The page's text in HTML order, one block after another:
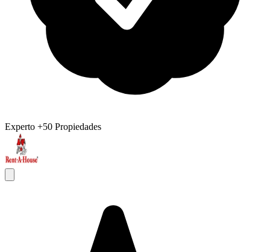
Experto +50 Propiedades